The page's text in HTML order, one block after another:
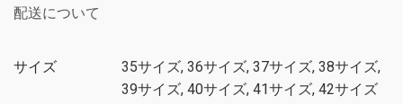
配送について
サイズ
35サイズ, 36サイズ, 37サイズ, 38サイズ,
39サイズ, 40サイズ, 41サイズ, 42サイズ